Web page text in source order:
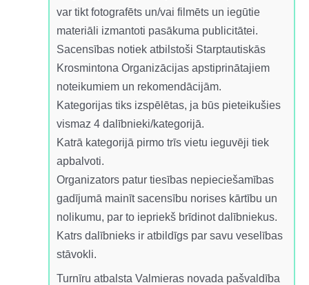
var tikt fotografēts un/vai filmēts un iegūtie
materiāli izmantoti pasākuma publicitātei.
Sacensības notiek atbilstoši Starptautiskās
Krosmintona Organizācijas apstiprinātajiem
noteikumiem un rekomendācijām.
Kategorijas tiks izspēlētas, ja būs pieteikušies
vismaz 4 dalībnieki/kategorijā.
Katrā kategorijā pirmo trīs vietu ieguvēji tiek
apbalvoti.
Organizators patur tiesības nepieciešamības
gadījumā mainīt sacensību norises kārtību un
nolikumu, par to iepriekš brīdinot dalībniekus.
Katrs dalībnieks ir atbildīgs par savu veselības
stāvokli.
Turnīru atbalsta Valmieras novada pašvaldība